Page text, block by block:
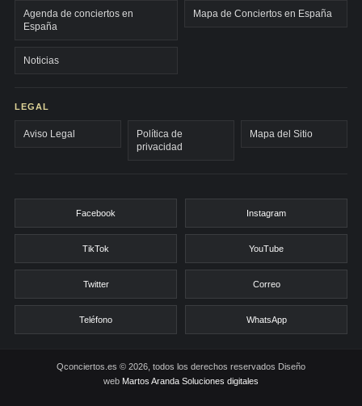
Agenda de conciertos en
España
Mapa de Conciertos en España
Noticias
LEGAL
Aviso Legal
Política de
privacidad
Mapa del Sitio
Facebook Instagram
TikTok YouTube
Twitter Correo
Teléfono WhatsApp
Qconciertos.es © 2026, todos los derechos reservados Diseño
web Martos Aranda Soluciones digitales